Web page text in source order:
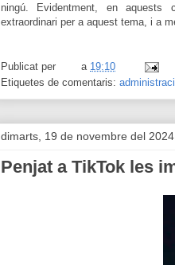
ningú. Evidentment, en aquests
extraordinari per a aquest tema, i a
Publicat per a 19:10
Etiquetes de comentaris:
dimarts, 19 de novembre del 2024
Penjat a TikTok les